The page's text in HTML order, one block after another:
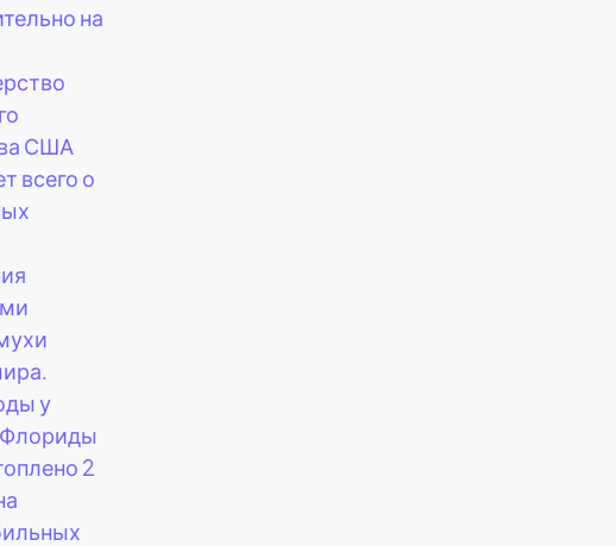
на
США
всего о
у
Флориды
2